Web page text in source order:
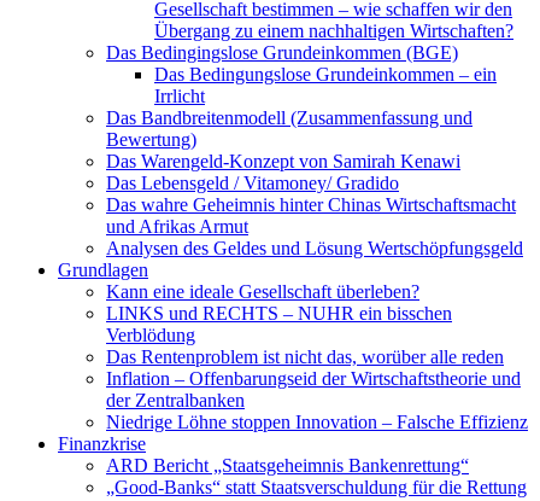
Gesellschaft bestimmen – wie schaffen wir den
Übergang zu einem nachhaltigen Wirtschaften?
Das Bedingingslose Grundeinkommen (BGE)
Das Bedingungslose Grundeinkommen – ein
Irrlicht
Das Bandbreitenmodell (Zusammenfassung und
Bewertung)
Das Warengeld-Konzept von Samirah Kenawi
Das Lebensgeld / Vitamoney/ Gradido
Das wahre Geheimnis hinter Chinas Wirtschaftsmacht
und Afrikas Armut
Analysen des Geldes und Lösung Wertschöpfungsgeld
Grundlagen
Kann eine ideale Gesellschaft überleben?
LINKS und RECHTS – NUHR ein bisschen
Verblödung
Das Rentenproblem ist nicht das, worüber alle reden
Inflation – Offenbarungseid der Wirtschaftstheorie und
der Zentralbanken
Niedrige Löhne stoppen Innovation – Falsche Effizienz
Finanzkrise
ARD Bericht „Staatsgeheimnis Bankenrettung“
„Good-Banks“ statt Staatsverschuldung für die Rettung